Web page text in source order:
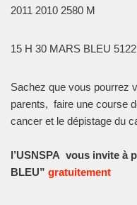
2011 2010 2580 M
15 H 30 MARS BLEU
Sachez que vous pourrez
parents, faire une course
cancer et le dépistage du
l’USNSPA vous invite à
BLEU” gratuitement